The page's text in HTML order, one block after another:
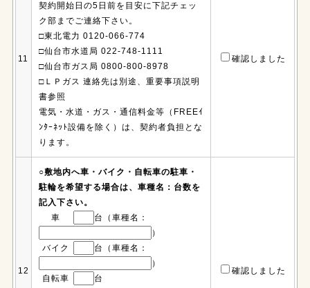
11
契約開始日の5日前を目安に下記チェッ
ク部までご連絡下さい。
□東北電力 0120-066-774
□仙台市水道局 022-748-1111
□仙台市ガス局 0800-800-8978
□ＬＰガス 連絡先は別途、重要事項説明
書参照
電気・水道・ガス・通信料金等（FREEｲ
ﾝﾀｰﾈｯﾄ設備を除く）は、契約者負担とな
ります。
確認しました
12
○敷地内へ車・バイク・自転車の駐車・
駐輪を希望する場合は、車種名：台数を
記入下さい。
車
台（車種名：
）
バイク
台（車種名：
）
自転車
台
確認しました